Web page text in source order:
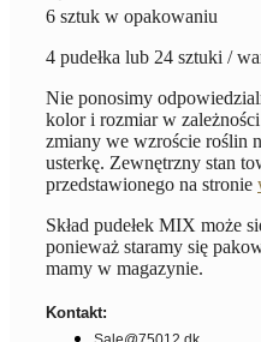
6 sztuk w opakowaniu
4 pudełka lub 24 sztuki /
Nie ponosimy
kolor i rozmiar w
zmiany we wzroście roślin
usterkę. Zewnętrzny stan
przedstawionego na stronie
Skład pudełek MIX może
ponieważ staramy się
mamy w magazynie.
Kontakt: